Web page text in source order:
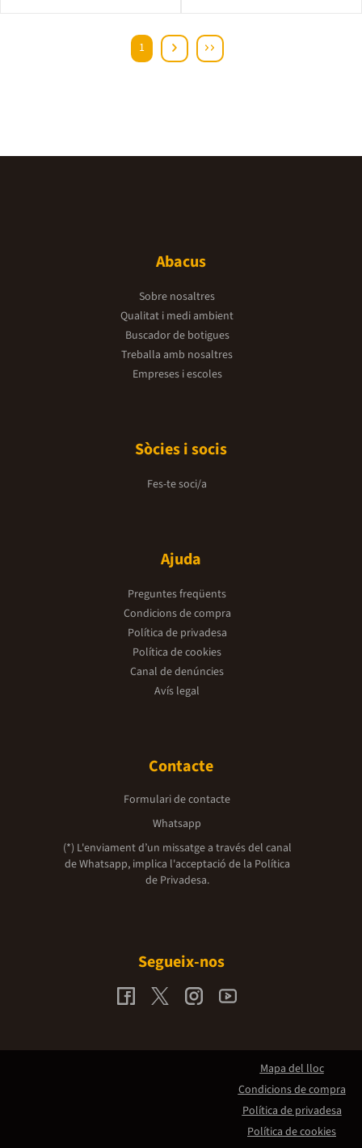
1
Abacus
Sobre nosaltres
Qualitat i medi ambient
Buscador de botigues
Treballa amb nosaltres
Empreses i escoles
Sòcies i socis
Fes-te soci/a
Ajuda
Preguntes freqüents
Condicions de compra
Política de privadesa
Política de cookies
Canal de denúncies
Avís legal
Contacte
Formulari de contacte
Whatsapp
(*) L'enviament d’un missatge a través del canal
de Whatsapp, implica l'acceptació de la Política
de Privadesa.
Segueix-nos
Mapa del lloc
Condicions de compra
Política de privadesa
Política de cookies